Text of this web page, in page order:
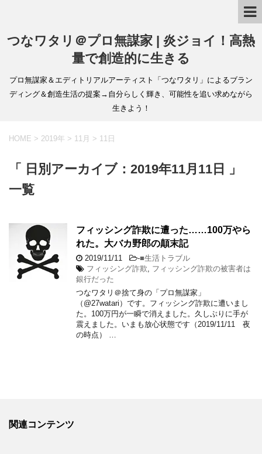
つなワタリ＠プロ無謀家 | 炎ジョイ！高熱
量で創造的に生きる
プロ無謀家＆エディトリアルアーティスト「つなワタリ」によるブラン
ディング＆創造生活の提案→自分らしく輝き、可能性を追い求めながら
生きよう！
HOME > 2019年 > 11月 > 11日
「 日別アーカイブ：2019年11月11日 」
一覧
フィッシング詐欺に遭った……100万やら
れた。大バカ野郎の顛末記
2019/11/11 -■生活トラブル
フィッシング詐欺
フィッシング詐欺の被害者は
銀行だった
つなワタリ＠捨て身の「プロ無謀家」
（@27watari）です。フィッシング詐欺に遭いまし
た。100万円が一瞬で消えました。久しぶりに手が
震えました。いまも放心状態です（2019/11/11 夜
の時点） …
関連コンテンツ